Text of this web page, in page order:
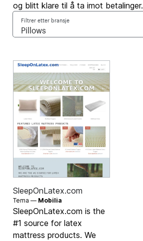
og blitt klare til å ta imot betalinger.
Filtrer etter bransje
SleepOnLatex.com
Tema — Mobilia
SleepOnLatex.com is the
#1 source for latex
mattress products. We